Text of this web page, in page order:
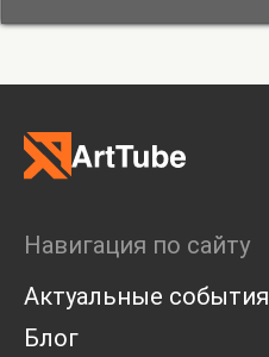
Навигация по сайту
Актуальные события
Блог